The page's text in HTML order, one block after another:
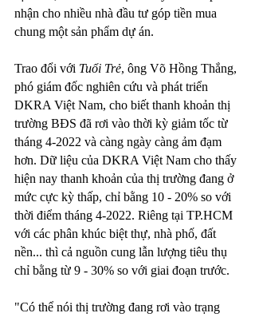
nhận cho nhiều nhà đầu tư góp tiền mua
chung một sản phẩm dự án.
Trao đổi với Tuổi Trẻ, ông Võ Hồng Thắng,
phó giám đốc nghiên cứu và phát triển
DKRA Việt Nam, cho biết thanh khoản thị
trường BĐS đã rơi vào thời kỳ giảm tốc từ
tháng 4-2022 và càng ngày càng ảm đạm
hơn. Dữ liệu của DKRA Việt Nam cho thấy
hiện nay thanh khoản của thị trường đang ở
mức cực kỳ thấp, chỉ bằng 10 - 20% so với
thời điểm tháng 4-2022. Riêng tại TP.HCM
với các phân khúc biệt thự, nhà phố, đất
nền... thì cả nguồn cung lẫn lượng tiêu thụ
chỉ bằng từ 9 - 30% so với giai đoạn trước.
"Có thể nói thị trường đang rơi vào trạng